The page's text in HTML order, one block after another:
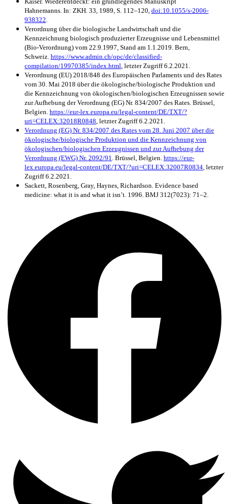
Hahnemanns. In: ZKH. 33, 1989, S. 112–120, doi:10.1055/s-2006-
938322.
Verordnung über die biologische Landwirtschaft und die
Kennzeichnung biologisch produzierter Erzeugnisse und Lebensmittel
(Bio-Verordnung) vom 22.9.1997, Stand am 1.1.2019. Bern,
Schweiz. https://www.admin.ch/opc/de/classified-
compilation/19970385/index.html, letzter Zugriff 6.2.2021.
Verordnung (EU) 2018/848 des Europäischen Parlaments und des Rates
vom 30. Mai 2018 über die ökologische/biologische Produktion und
die Kennzeichnung von ökologischen/biologischen Erzeugnissen sowie
zur Aufhebung der Verordnung (EG) Nr. 834/2007 des Rates. Brüssel,
Belgien. https://eur-lex.europa.eu/legal-content/DE/TXT/?
uri=CELEX:32018R0848, letzter Zugriff 6.2.2021.
Verordnung (EG) Nr. 834/2007 des Rates vom 28. Juni 2007 über die
ökologische/biologische Produktion und die Kennzeichnung von
ökologischen/biologischen Erzeugnissen und zur Aufhebung der
Verordnung (EWG) Nr. 2092/91. Brüssel, Belgien. https://eur-
lex.europa.eu/legal-content/DE/TXT/?uri=CELEX:32007R0834, letzter
Zugriff 6.2.2021.
Sackett, Rosenberg, Gray, Haynes, Richardson. Evidence based
medicine: what it is and what it isn’t. 1996. BMJ 312(7023): 71–2.